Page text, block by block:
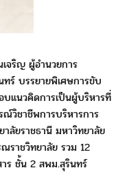
จริญ ผู้อำนวยการ
ร์ บรรยายพิเศษการขับ
แนวคิดการเป็นผู้บริหารที่
ณ์วิชาชีพการบริหารการ
ลัยราชธานีมหาวิทยาลัย
ราชวิทยาลัย รวม 12
ร ชั้น 2 สพม.สุรินทร์